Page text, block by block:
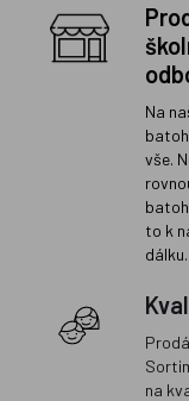
Na
vše.
to k
dálku.
na